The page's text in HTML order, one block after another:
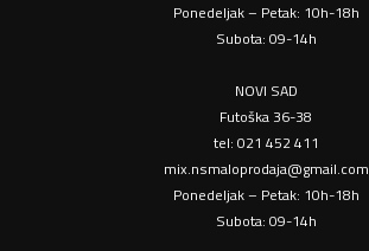
Ponedeljak – Petak: 10h-18h
Subota: 09-14h
NOVI SAD
Futoška 36-38
tel: 021 452 411
mix.nsmaloprodaja@gmail.com
Ponedeljak – Petak: 10h-18h
Subota: 09-14h